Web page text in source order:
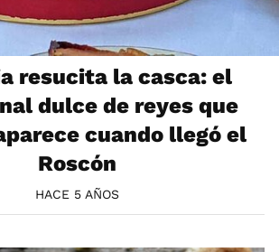
resucita la casca: el
dulce de reyes que
cuando llegó el
Roscón
HACE 5 AÑOS